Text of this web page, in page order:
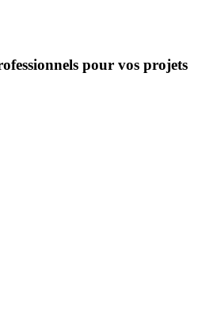
pour vos projets